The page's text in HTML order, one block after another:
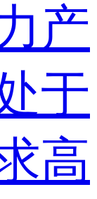
产
于
高